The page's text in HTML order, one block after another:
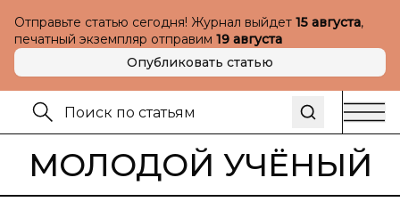
Отправьте статью сегодня! Журнал выйдет 15 августа,
печатный экземпляр отправим 19 августа
Опубликовать статью
МОЛОДОЙ УЧЁНЫЙ